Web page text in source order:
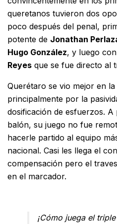
queretanos tuvieron dos
poco después del penal,
potente de Jonathan
Hugo González, y luego
Reyes que se fue directo al
Querétaro se vio mejor en la
principalmente por la
dosificación de esfuerzos. A
balón, su juego no fue
hacerle partido al equipo
nacional. Casi les llega el
compensación pero el
en el marcador.
¡Cómo juega el